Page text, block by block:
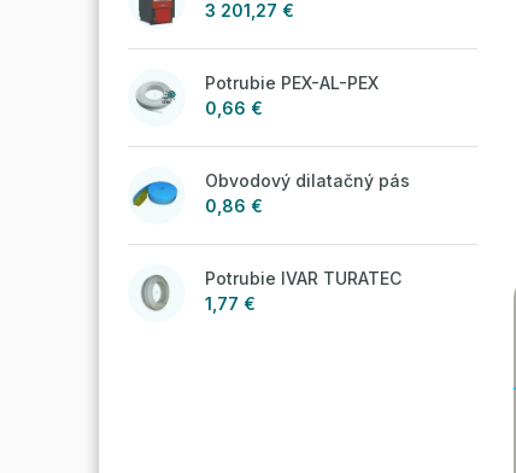
3 201,27 €
Potrubie PEX-AL-PEX
0,66 €
Obvodový dilatačný pás
0,86 €
Potrubie IVAR TURATEC
1,77 €